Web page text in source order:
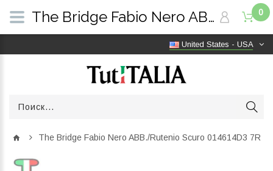
United States - USA
0
The Bridge Fabio Nero ABB./Rutenio Scuro 014614D3 7R
The Bridge Fabio Nero ABB./Rutenio Scuro 014614D3 7R | TutITALIA